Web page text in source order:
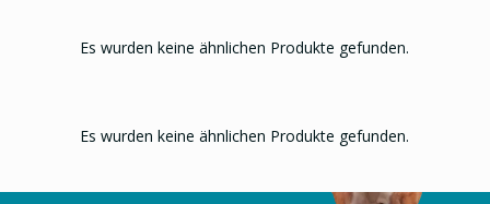
Es wurden keine ähnlichen Produkte gefunden.
Es wurden keine ähnlichen Produkte gefunden.